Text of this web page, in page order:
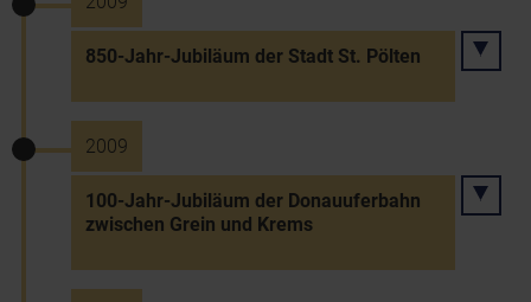
850-Jahr-Jubiläum der Stadt St. Pölten
2009
100-Jahr-Jubiläum der Donauuferbahn
zwischen Grein und Krems